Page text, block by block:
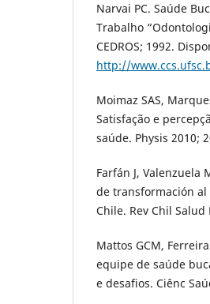
Narvai PC. Saúde
Trabalho
CEDROS; 1992.
http://
Moimaz SAS,
Satisfação e
saúde. Physis 2010;
Farfán J, Valenzuela
de transformación
Chile. Rev Chil Salud
Mattos GCM,
equipe de saúde
e desafios. Ciênc